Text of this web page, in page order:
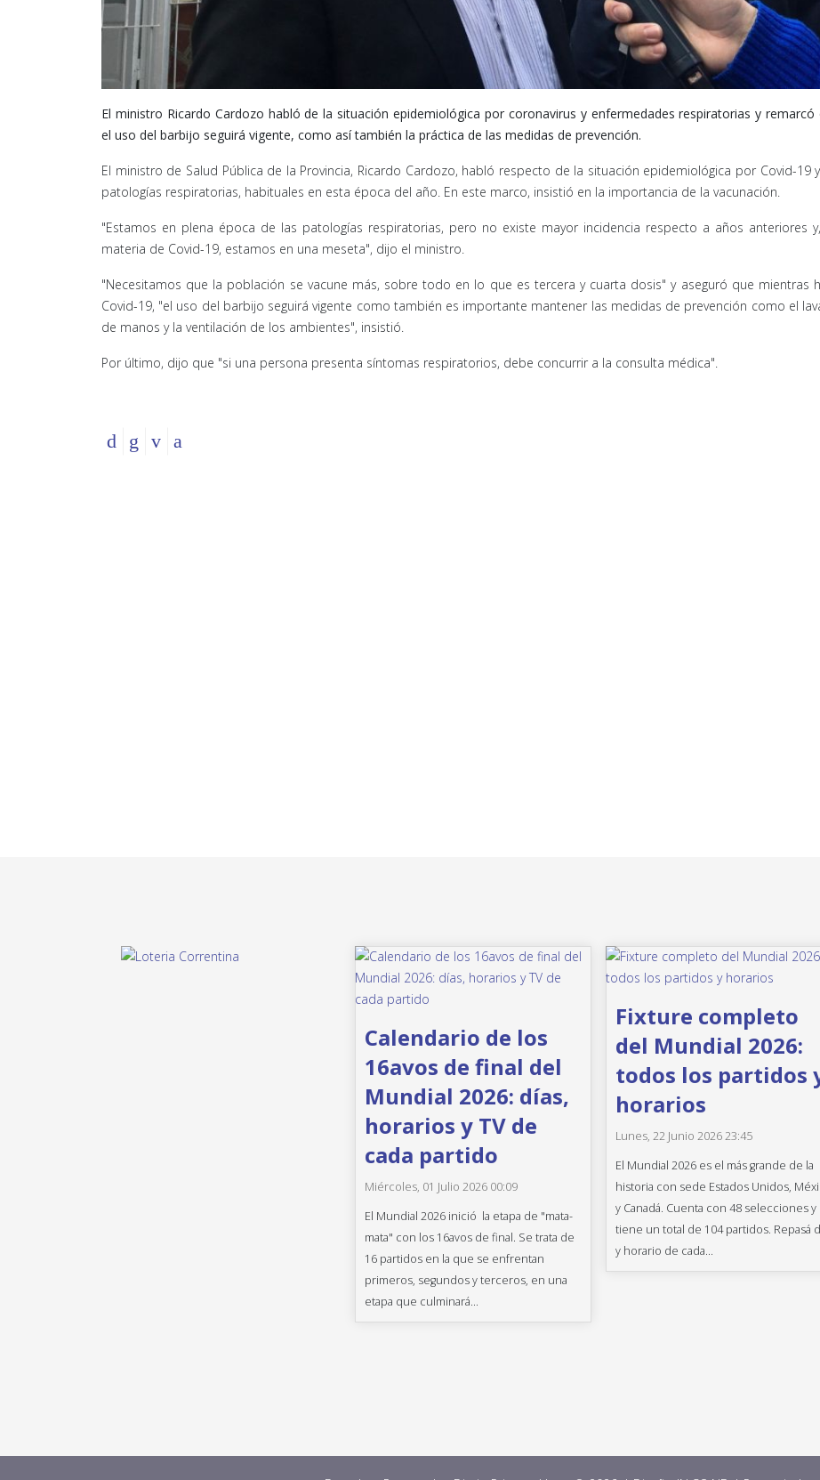
El ministro Ricardo Cardozo habló de la situación epidemiológica por coronavirus y enfermedades respiratorias y remarcó
el uso del barbijo seguirá vigente, como así también la práctica de las medidas de prevención.
El ministro de Salud Pública de la Provincia, Ricardo Cardozo, habló respecto de la situación epidemiológica por Covid-19
patologías respiratorias, habituales en esta época del año. En este marco, insistió en la importancia de la vacunación.
"Estamos en plena época de las patologías respiratorias, pero no existe mayor incidencia respecto a años anteriores
materia de Covid-19, estamos en una meseta", dijo el ministro.
"Necesitamos que la población se vacune más, sobre todo en lo que es tercera y cuarta dosis" y aseguró que mientras
Covid-19, "el uso del barbijo seguirá vigente como también es importante mantener las medidas de prevención como el
de manos y la ventilación de los ambientes", insistió.
Por último, dijo que "si una persona presenta síntomas respiratorios, debe concurrir a la consulta médica".
Calendario de los
16avos de final del
Mundial 2026: días,
horarios y TV de
cada partido
Miércoles, 01 Julio 2026 00:09
El Mundial 2026 inició la etapa de "mata-
mata" con los 16avos de final. Se trata de
16 partidos en la que se enfrentan
primeros, segundos y terceros, en una
etapa que culminará...
Fixture completo
del Mundial 2026:
todos los partidos
horarios
Lunes, 22 Junio 2026 23:45
El Mundial 2026 es el más grande de la
historia con sede Estados Unidos,
y Canadá. Cuenta con 48 selecciones y
tiene un total de 104 partidos. Repasá
y horario de cada...